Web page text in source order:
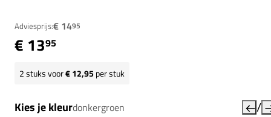
Adviesprijs:€ 1495
€ 1395
2stuks voor€ 12,95 per stuk
Kies je kleurdonkergroen /